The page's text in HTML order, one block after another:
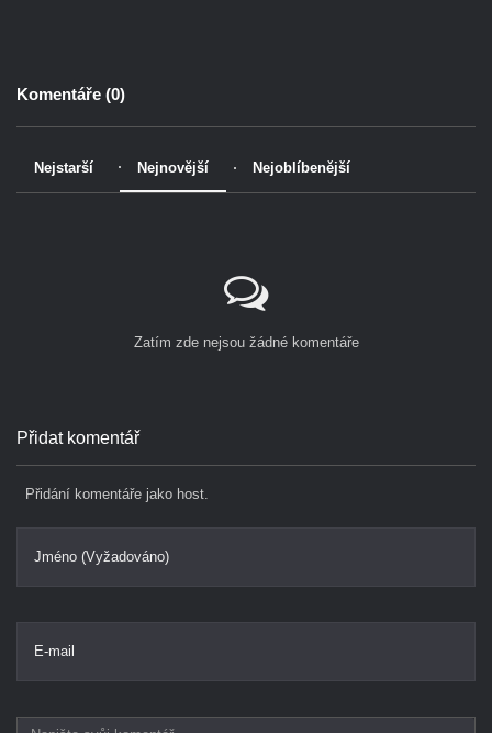
Komentáře (0)
Nejstarší Nejnovější Nejoblíbenější
Zatím zde nejsou žádné komentáře
Přidat komentář
Přidání komentáře jako host.
Jméno (Vyžadováno)
E-mail